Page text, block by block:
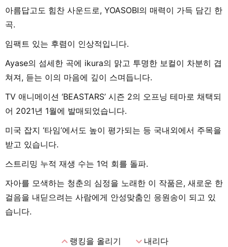
아름답고도 힘찬 사운드로, YOASOBI의 매력이 가득 담긴 한
곡.
임팩트 있는 후렴이 인상적입니다.
Ayase의 섬세한 곡에 ikura의 맑고 투명한 보컬이 차분히 겹
쳐져, 듣는 이의 마음에 깊이 스며듭니다.
TV 애니메이션 ‘BEASTARS’ 시즌 2의 오프닝 테마로 채택되
어 2021년 1월에 발매되었습니다.
미국 잡지 ‘타임’에서도 높이 평가되는 등 국내외에서 주목을
받고 있습니다.
스트리밍 누적 재생 수는 1억 회를 돌파.
자아를 모색하는 청춘의 심정을 노래한 이 작품은, 새로운 한
걸음을 내딛으려는 사람에게 안성맞춤인 응원송이 되고 있
습니다.
expand_less랭킹을 올리기 expand_more내리다